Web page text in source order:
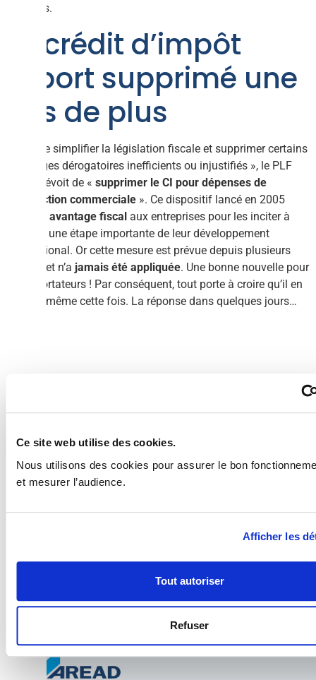
Ce site web utilise des cookies.
Nous utilisons des cookies pour assurer le bon
et mesurer l’audience.
Afficher les
Tout autoriser
Refuser
finances.
Le crédit d’impôt
Export supprimé une
fois de plus
« Afin de simplifier la législation fiscale et supprimer certains
avantages dérogatoires inefficients ou injustifiés », le PLF
2017 prévoit de « supprimer le CI pour dépenses de
prospection commerciale ». Ce dispositif lancé en 2005
avantage fiscal aux entreprises pour les inciter à
franchir une étape importante de leur développement
international. Or cette mesure est prévue depuis plusieurs
années et n’a jamais été appliquée. Une bonne nouvelle pour
les exportateurs ! Par conséquent, tout porte à croire qu’il en
sera de même cette fois. La réponse dans quelques jours…
financements publics
stratégiques directement dans votre boîte mail.